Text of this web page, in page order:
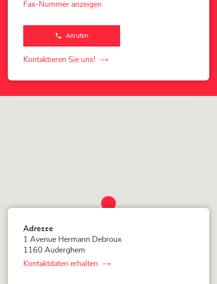
Fax-Nummer anzeigen
Anrufen
der
Store
Kontaktieren Sie uns!
der
Store
Adresse
1 Avenue Hermann Debroux
1160 Auderghem
Kontaktdaten erhalten
von